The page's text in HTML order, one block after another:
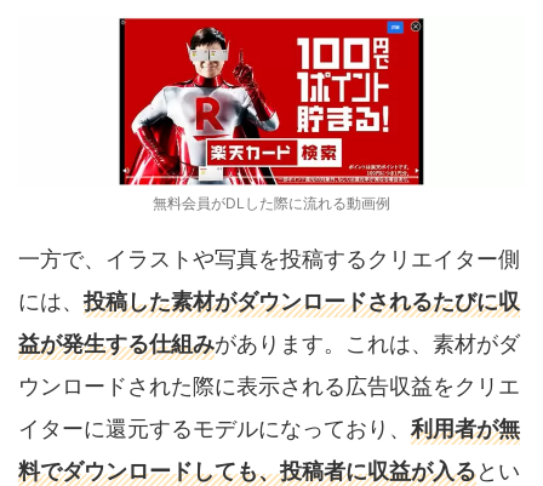
無料会員がDLした際に流れる動画例
一方で、イラストや写真を投稿するクリエイター側
には、投稿した素材がダウンロードされるたびに収
益が発生する仕組みがあります。これは、素材がダ
ウンロードされた際に表示される広告収益をクリエ
イターに還元するモデルになっており、 利用者が無
料でダウンロードしても、投稿者に収益が入るとい